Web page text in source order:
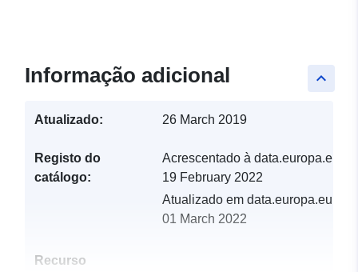
keyboard_arrow_up
Informação adicional
Atualizado: 26 March 2019
Registo do
catálogo:
Acrescentado à data.europa.eu:
19 February 2022
Atualizado em data.europa.eu:
01 March 2022
Recurso